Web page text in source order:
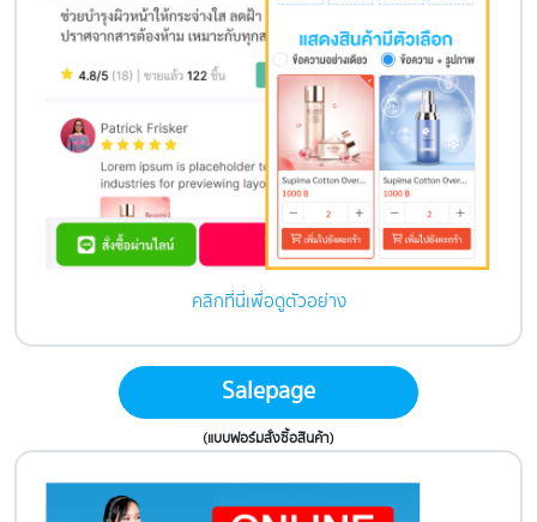
คลิกที่นี่เพื่อดูตัวอย่าง
Salepage
(แบบฟอร์มสั่งซื้อสินค้า)